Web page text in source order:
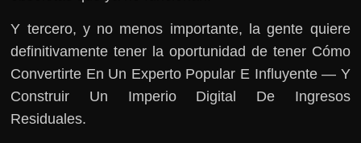
Y tercero, y no menos importante, la gente quiere
definitivamente tener la oportunidad de tener Cómo
Convertirte En Un Experto Popular E Influyente — Y
Construir Un Imperio Digital De Ingresos
Residuales.